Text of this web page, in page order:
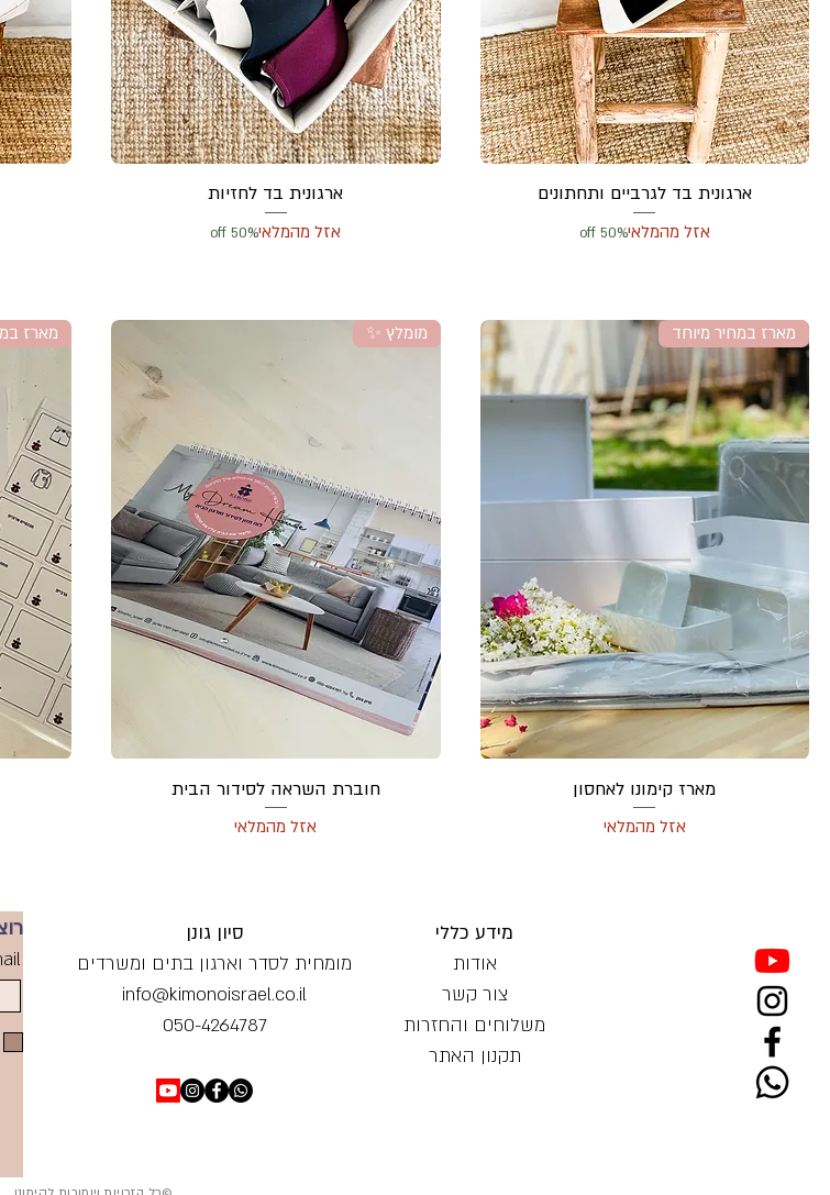
ארגונית בד לגרביים ותחתונים
אזל מהמלאי50% off
ארגונית בד לחזיות
אזל מהמלאי50% off
מארז במחיר מיוחד
מארז קימונו לאחסון
אזל מהמלאי
מומלץ ✨
חוברת השראה לסידור הבית
אזל מהמלאי
מארז
סיון גונן
מומחית לסדר וארגון בתים ומשרדים
info@kimonoisrael.co.il
050-4264787
מידע כללי
אודות
צור קשר
משלוחים והחזרות
תקנון האתר